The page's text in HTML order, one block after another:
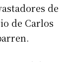
de
de Carlos